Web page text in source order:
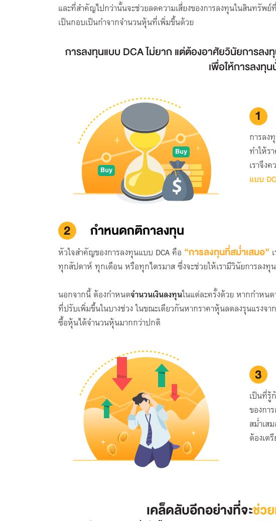
และที่สำคัญไปกว่านั้นจะช่วยลดความเสี่ยงของการลงทุนในสินทรั
เป็นกอบเป็นกำจากจำนวนหุ้นที่เพิ่มขึ้นด้วย
การลงทุนแบบ DCA ไม่ยาก แต่ต้องอาศัยวินัยการลง
เพื่อให้การลงทุ
1
การลง
ทำให้ร
เราจึง
แบบ
2 กำหนดกติกาลงทุน
หัวใจสำคัญของการลงทุนแบบ DCA คือ “การลงทุนที่สม่ำเสมอ”
ทุกสัปดาห์ ทุกเดือน หรือทุกไตรมาส ซึ่งจะช่วยให้เรามีวินัยการลงทุ
นอกจากนี้ ต้องกำหนดจำนวนเงินลงทุนในแต่ละครั้งด้วย หากกำหน
ที่ปรับเพิ่มขึ้นในบางช่วง ในขณะเดียวกันหากราคาหุ้นลดลงรุนแรงจ
ซื้อหุ้นได้จำนวนหุ้นมากกว่าปกติ
3
เป็นที่รู้
ของกา
สม่ำเส
ต้องเต
เคล็ดลับอีกอย่างที่จะช่ว